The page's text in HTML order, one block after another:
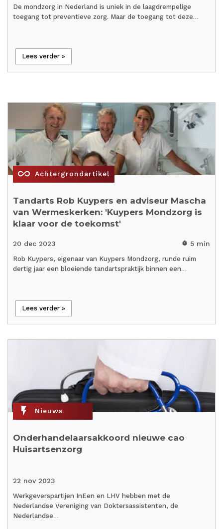
De mondzorg in Nederland is uniek in de laagdrempelige
toegang tot preventieve zorg. Maar de toegang tot deze…
Lees verder »
all_inclusive Achtergrondartikel
Tandarts Rob Kuypers en adviseur Mascha
van Wermeskerken: 'Kuypers Mondzorg is
klaar voor de toekomst'
20 dec 2023 timer 5 min
Rob Kuypers, eigenaar van Kuypers Mondzorg, runde ruim
dertig jaar een bloeiende tandartspraktijk binnen een…
Lees verder »
flash_on Nieuws
Onderhandelaarsakkoord nieuwe cao
Huisartsenzorg
22 nov 2023
Werkgeverspartijen InEen en LHV hebben met de
Nederlandse Vereniging van Doktersassistenten, de
Nederlandse…